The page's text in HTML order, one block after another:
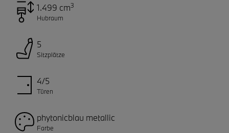
1.499 cm3
Hubraum
5
Sitzplätze
4/5
Türen
phytonicblau metallic
Farbe